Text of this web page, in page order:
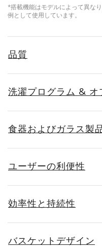
*搭載機能はモデルによって異な
例として使用しています。
品質
洗濯プログラム & オ
食器およびガラス製
ユーザーの利便性
効率性と持続性
バスケットデザイン